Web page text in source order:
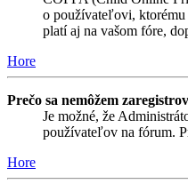
o používateľovi, ktorému
platí aj na vašom fóre,
Hore
Prečo sa nemôžem
Je možné, že
používateľov na fórum.
Hore